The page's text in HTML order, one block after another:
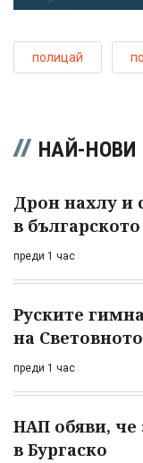
полицай
НАЙ-НОВИ
Дрон нахлу и
в
преди 1 час
Руските
на
преди 1 час
НАП обяви, че
в Бургаско